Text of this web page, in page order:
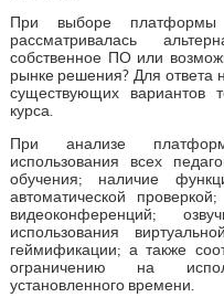
При выборе платформы
рассматривалась
собственное ПО или
рынке решения? Для ответа
существующих вариантов
курса.
При анализе платформ
использования всех
обучения; наличие
автоматической
видеоконференций;
использования
геймификации; а также
ограничению на
установленного времени.